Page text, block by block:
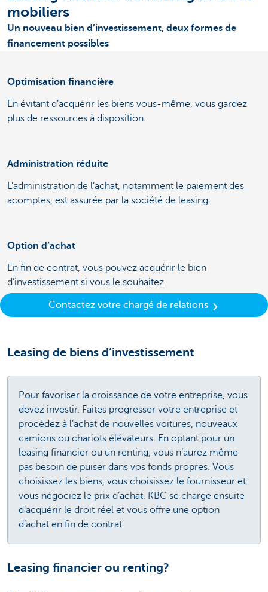
mobiliers
Un nouveau bien d’investissement, deux formes de
financement possibles
Optimisation financière
En évitant d’acquérir les biens vous-même, vous gardez
plus de ressources à disposition.
Administration réduite
L’administration de l’achat, notamment le paiement des
acomptes, est assurée par la société de leasing.
Option d’achat
En fin de contrat, vous pouvez acquérir le bien
d’investissement si vous le souhaitez.
Contactez votre chargé de relations
Leasing de biens d’investissement
Pour favoriser la croissance de votre entreprise, vous
devez investir. Faites progresser votre entreprise et
procédez à l’achat de nouvelles voitures, nouveaux
camions ou chariots élévateurs. En optant pour un
leasing financier ou un renting, vous n’aurez même
pas besoin de puiser dans vos fonds propres. Vous
choisissez les biens, vous choisissez le fournisseur et
vous négociez le prix d’achat. KBC se charge ensuite
d’acquérir le droit réel et vous offre une option
d’achat en fin de contrat.
Leasing financier ou renting?